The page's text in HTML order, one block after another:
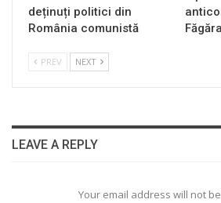
deținuți politici din
România comunistă
PREV NEXT
LEAVE A REPLY
Your email address will not